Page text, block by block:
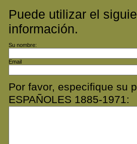
Puede utilizar el
información.
Su nombre:
Email
Por favor, especifique su
ESPAÑOLES 1885-1971: